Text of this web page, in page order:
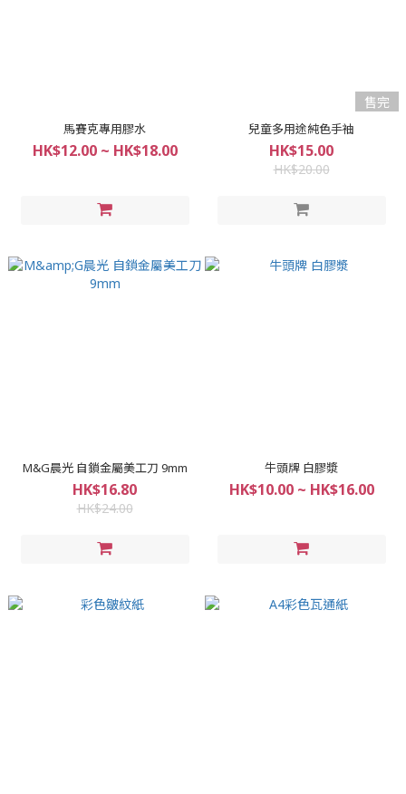
馬賽克專用膠水
HK$12.00 ~ HK$18.00
售完
兒童多用途純色手袖
HK$15.00
HK$20.00
M&G晨光 自鎖金屬美工刀 9mm
HK$16.80
HK$24.00
牛頭牌 白膠漿
HK$10.00 ~ HK$16.00